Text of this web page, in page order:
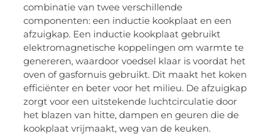
combinatie van twee verschillende
componenten: een inductie kookplaat en een
afzuigkap. Een inductie kookplaat gebruikt
elektromagnetische koppelingen om warmte te
genereren, waardoor voedsel klaar is voordat het
oven of gasfornuis gebruikt. Dit maakt het koken
efficiënter en beter voor het milieu. De afzuigkap
zorgt voor een uitstekende luchtcirculatie door
het blazen van hitte, dampen en geuren die de
kookplaat vrijmaakt, weg van de keuken.